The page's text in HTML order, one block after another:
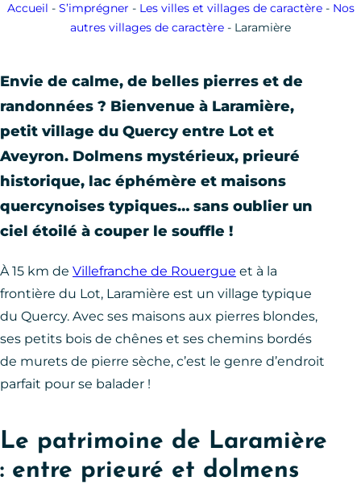
Accueil - S’imprégner - Les villes et villages de caractère- Nos
autres villages de caractère - Laramière
Envie de calme, de belles pierres et de
randonnées ? Bienvenue à Laramière,
petit village du Quercy entre Lot et
Aveyron. Dolmens mystérieux, prieuré
historique, lac éphémère et maisons
quercynoises typiques… sans oublier un
ciel étoilé à couper le souffle !
À 15 km de Villefranche de Rouergue et à la
frontière du Lot, Laramière est un village typique
du Quercy. Avec ses maisons aux pierres blondes,
ses petits bois de chênes et ses chemins bordés
de murets de pierre sèche, c’est le genre d’endroit
parfait pour se balader !
Le patrimoine de Laramière
: entre prieuré et dolmens